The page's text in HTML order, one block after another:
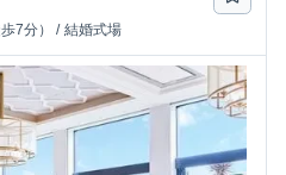
7分） / 結婚式場